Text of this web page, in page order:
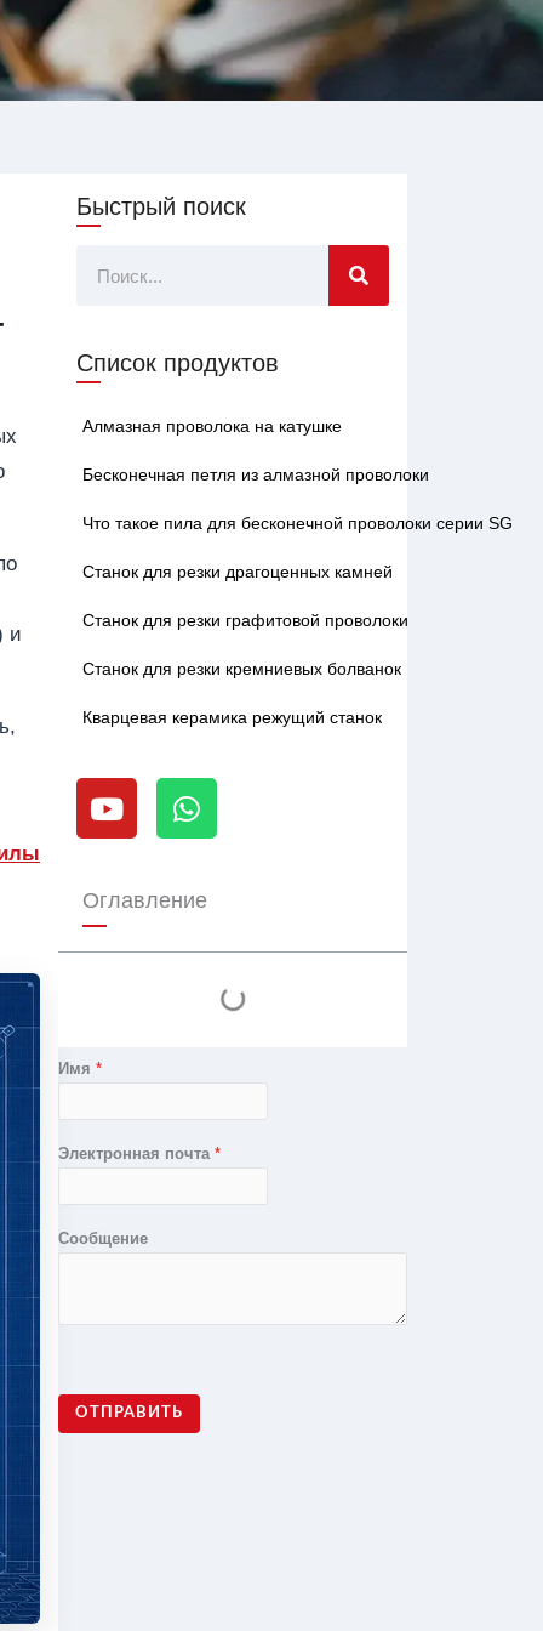
и
Быстрый поиск
Поиск
Список продуктов
Алмазная проволока на катушке
Бесконечная петля из алмазной проволоки
Что такое пила для бесконечной проволоки серии SG
Станок для резки драгоценных камней
Станок для резки графитовой проволоки
Станок для резки кремниевых болванок
Кварцевая керамика режущий станок
Y
o
u
u
b
e
W
h
a
s
p
Оглавление
Имя*
Электронная почта*
Сообщение
ОТПРАВИТЬ